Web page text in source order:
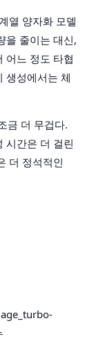
열 양자화 모델
을 줄이는 대신,
어느 정도 타협
생성에서는 체
금 더 무겁다.
시간은 더 걸린
더 정석적인